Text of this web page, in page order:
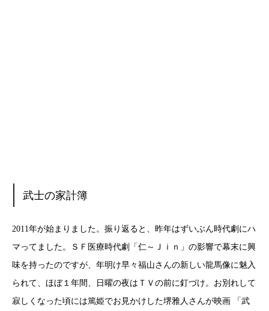
武士の家計簿
2011年が始まりました。振り返ると、昨年はずいぶん時代劇にハ
マってました。ＳＦ医療時代劇「仁～Ｊｉｎ」の影響で幕末に興
味を持ったのですが、年明け早々福山さんの新しい龍馬像に魅入
られて、ほぼ１年間、日曜の夜はＴＶの前に釘づけ。お別れして
寂しくなった頃には篤姫でお見かけした堺雅人さんが映画 「武